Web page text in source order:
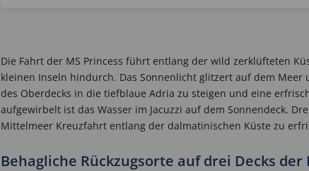
Die Fahrt der MS Princess führt entlang der wild zerklüfteten
kleinen Inseln hindurch. Das Sonnenlicht glitzert auf dem
des Oberdecks in die tiefblaue Adria zu steigen und eine
aufgewirbelt ist das Wasser im Jacuzzi auf dem Sonnendeck.
Mittelmeer Kreuzfahrt entlang der dalmatinischen Küste zu
Behagliche Rückzugsorte auf drei Decks der